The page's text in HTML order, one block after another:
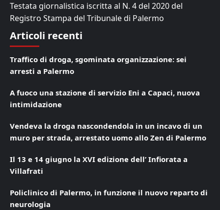
Testata giornalistica iscritta al N. 4 del 2020 del
Registro Stampa del Tribunale di Palermo
Articoli recenti
Traffico di droga, sgominata organizzazione: sei
arresti a Palermo
A fuoco una stazione di servizio Eni a Capaci, nuova
intimidazione
Vendeva la droga nascondendola in un incavo di un
muro per strada, arrestato uomo allo Zen di Palermo
Il 13 e 14 giugno la XVI edizione dell’ Infiorata a
Villafrati
Policlinico di Palermo, in funzione il nuovo reparto di
neurologia